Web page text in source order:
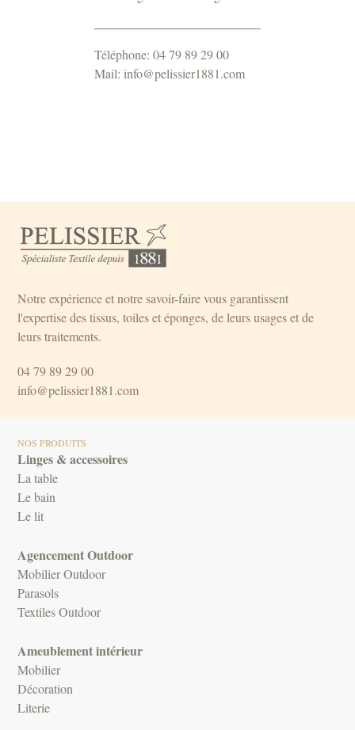
Téléphone: 04 79 89 29 00
Mail: info@pelissier1881.com
Notre expérience et notre savoir-faire vous garantissent
l'expertise des tissus, toiles et éponges, de leurs usages et de
leurs traitements.
04 79 89 29 00
info@pelissier1881.com
NOS PRODUITS
Linges & accessoires
La table
Le bain
Le lit
Agencement Outdoor
Mobilier Outdoor
Parasols
Textiles Outdoor
Ameublement intérieur
Mobilier
Décoration
Literie